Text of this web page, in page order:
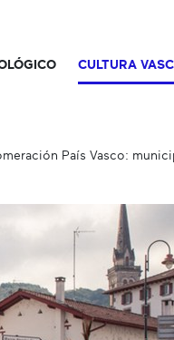
CULTURA
País Vasco: